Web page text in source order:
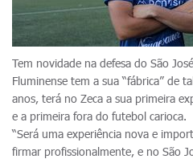
Tem novidade na defesa do São
Fluminense tem a sua “fábrica” de
anos, terá no Zeca a sua primeira
e a primeira fora do futebol carioca.
“Será uma experiência nova e
firmar profissionalmente, e no São